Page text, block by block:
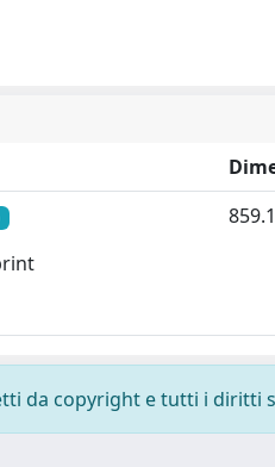
da copyright e tutti i diritti